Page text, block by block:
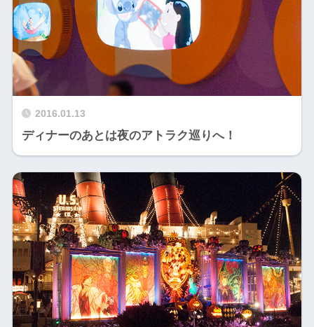
2016.01.13
ディナーのあとは夜のアトラク巡りへ！